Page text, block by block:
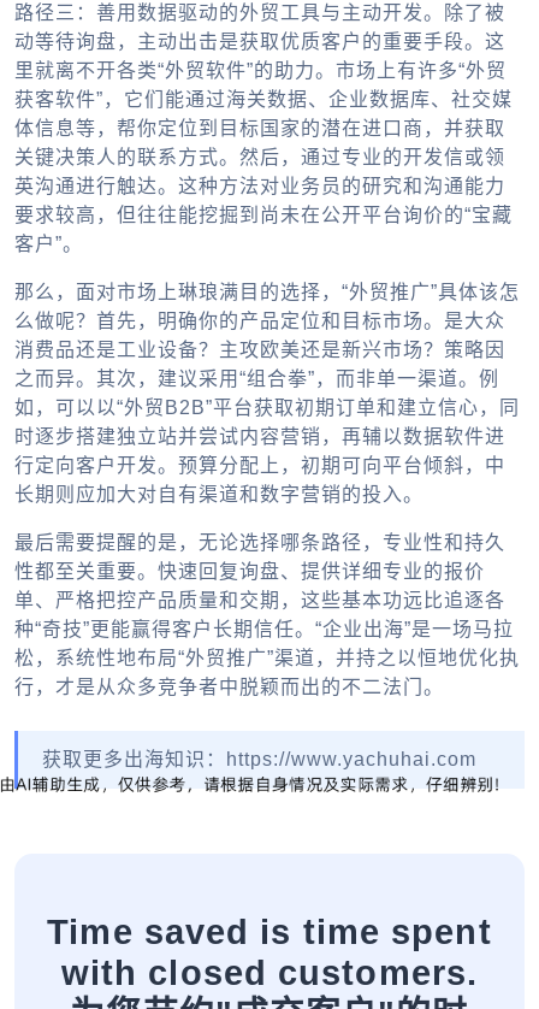
路径三：善用数据驱动的外贸工具与主动开发。除了被
动等待询盘，主动出击是获取优质客户的重要手段。这
里就离不开各类“外贸软件”的助力。市场上有许多“外贸
获客软件”，它们能通过海关数据、企业数据库、社交媒
体信息等，帮你定位到目标国家的潜在进口商，并获取
关键决策人的联系方式。然后，通过专业的开发信或领
英沟通进行触达。这种方法对业务员的研究和沟通能力
要求较高，但往往能挖掘到尚未在公开平台询价的“宝藏
客户”。
那么，面对市场上琳琅满目的选择，“外贸推广”具体该怎
么做呢？首先，明确你的产品定位和目标市场。是大众
消费品还是工业设备？主攻欧美还是新兴市场？策略因
之而异。其次，建议采用“组合拳”，而非单一渠道。例
如，可以以“外贸B2B”平台获取初期订单和建立信心，同
时逐步搭建独立站并尝试内容营销，再辅以数据软件进
行定向客户开发。预算分配上，初期可向平台倾斜，中
长期则应加大对自有渠道和数字营销的投入。
最后需要提醒的是，无论选择哪条路径，专业性和持久
性都至关重要。快速回复询盘、提供详细专业的报价
单、严格把控产品质量和交期，这些基本功远比追逐各
种“奇技”更能赢得客户长期信任。“企业出海”是一场马拉
松，系统性地布局“外贸推广”渠道，并持之以恒地优化执
行，才是从众多竞争者中脱颖而出的不二法门。
获取更多出海知识：https://www.yachuhai.com
Time saved is time spent
with closed customers.